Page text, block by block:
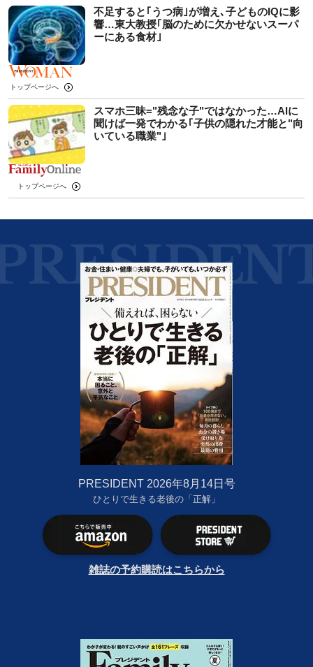
不足すると｢うつ病｣が増え､子どものIQに影
響…東大教授｢脳のために欠かせないスーパ
ーにある食材｣
トップページへ
スマホ三昧="残念な子"ではなかった…AIに
聞けば一発でわかる｢子供の隠れた才能と"向
いている職業"｣
トップページへ
PRESIDENT 2026年8月14日号
ひとりで生きる老後の「正解」
雑誌の予約購読はこちらから